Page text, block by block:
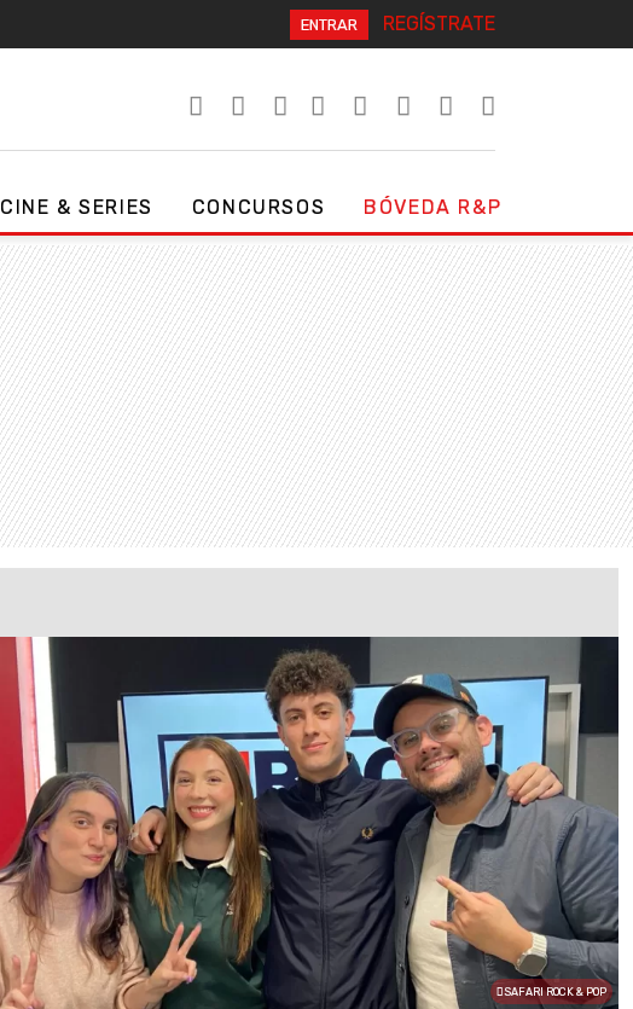
ENTRAR REGÍSTRATE
CINE & SERIES CONCURSOS BÓVEDA R&P
SAFARI ROCK & POP